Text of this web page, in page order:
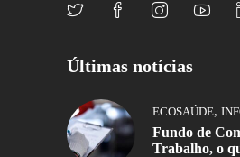
Últimas notícias
ECOSAÚDE,
Fundo de
Trabalho, o